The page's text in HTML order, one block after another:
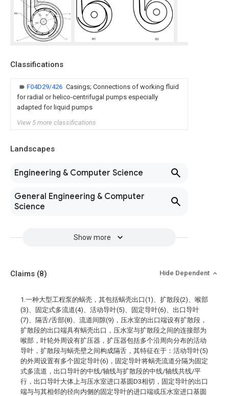
Classifications
F04D29/426 Casings; Connections of working fluid
for radial or helico-centrifugal pumps especially
adapted for liquid pumps
View 5 more classifications
Landscapes
Engineering & Computer Science
General Engineering & Computer
Science
Show more
Claims (8) Hide Dependent
1.一种大型工程泵的蜗壳，其包括蜗壳出口(1)、扩散段(2)、喉部
(3)、固定式多流道(4)、活动导叶(5)、固定导叶(6)、出口导叶
(7)、隔舌/舌部(8)、流道间隙(9)，压水室的出口端设有扩散段，
扩散段的出口端具有蜗壳出口，压水室与扩散段之间的连接部为
喉部，叶轮外周设有扩压器，扩压器包括多个沿周向分布的活动
导叶，扩散段与蜗壳壁之间构成隔舌，其特征在于：活动导叶(5)
的外周设置有多个固定导叶(6)，固定导叶将蜗壳流道分隔为固定
式多流道，出口导叶的中线/轴线与扩散段的中线/轴线共线/平
行，出口导叶大体上与压水室进口基圆D3相切，固定导叶的出口
端与与其相邻的径向内侧的固定导叶的进口端或压水室进口基圆